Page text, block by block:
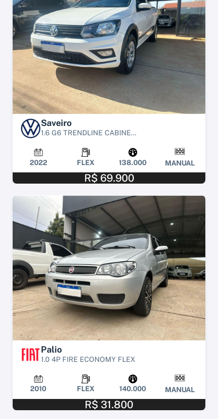
Saveiro
1.6 G6 TRENDLINE CABINE...
2022 FLEX 138.000 MANUAL
R$ 69.900
Palio
1.0 4P FIRE ECONOMY FLEX
2010 FLEX 140.000 MANUAL
R$ 31.800